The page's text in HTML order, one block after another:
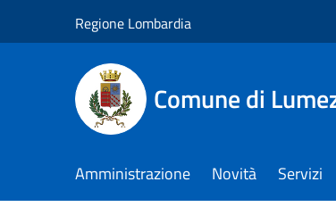
Regione Lombardia
Comune di
Amministrazione Novità Servizi